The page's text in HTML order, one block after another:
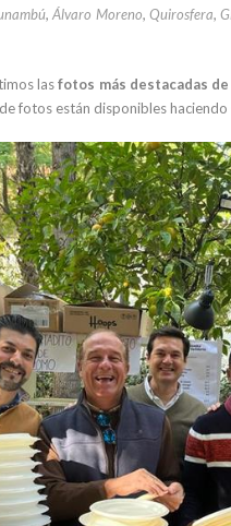
,Álvaro Moreno, Quirosfera,
lasfotos más destacadas
fotos están disponibles haciendo